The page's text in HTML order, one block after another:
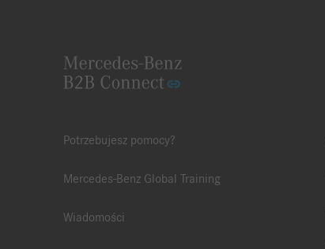
Potrzebujesz pomocy?
Mercedes-Benz Global Training
Wiadomości